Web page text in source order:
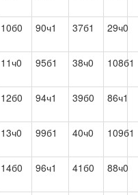
10б0 90ч1 37б1 29ч0
11ч0 95б1 38ч0 108б1
12б0 94ч1 39б0 86ч1
13ч0 99б1 40ч0 109б1
14б0 96ч1 41б0 88ч0